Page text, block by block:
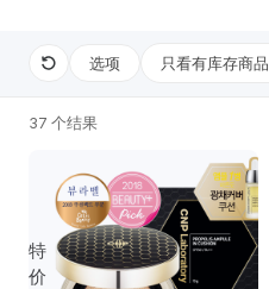
选项 只看有库存商品
37 个结果
特
价